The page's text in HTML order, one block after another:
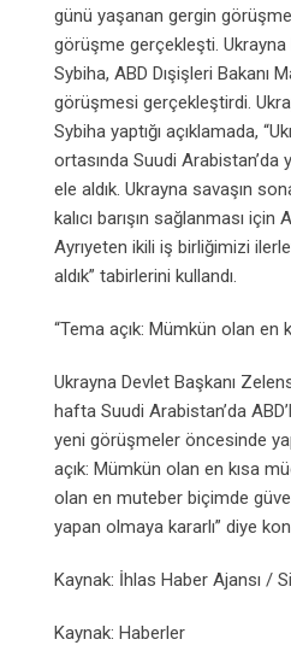
günü yaşanan gergin
görüşme gerçekleşti. Ukrayna
Sybiha, ABD Dışişleri Bakanı
görüşmesi gerçekleştirdi.
Sybiha yaptığı açıklamada,
ortasında Suudi Arabistan’da
ele aldık. Ukrayna savaşın
kalıcı barışın sağlanması için
Ayrıyeten ikili iş birliğimizi
aldık” tabirlerini kullandı.
“Tema açık: Mümkün olan en
Ukrayna Devlet Başkanı
hafta Suudi Arabistan’da
yeni görüşmeler öncesinde
açık: Mümkün olan en kısa
olan en muteber biçimde
yapan olmaya kararlı” diye
Kaynak: İhlas Haber Ajansı /
Kaynak: Haberler